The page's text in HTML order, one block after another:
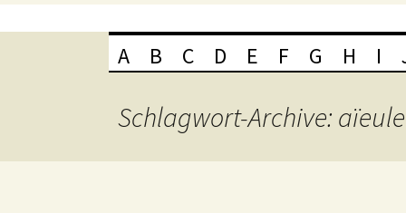
A B C D E F G H I
Schlagwort-Archive: aïeule